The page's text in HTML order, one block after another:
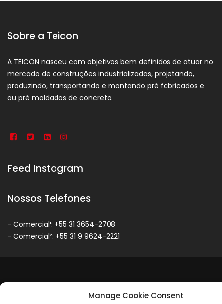
Manage Cookie Consent
Sobre a Teicon
A TEICON nasceu com objetivos bem definidos de atuar no
mercado de construções industrializadas, projetando,
produzindo, transportando e montando pré fabricados e
ou pré moldados de concreto.
Feed Instagram
Nossos Telefones
- Comercial¹: +55 31 3654-2708
- Comercial²: +55 31 9 9624-2221